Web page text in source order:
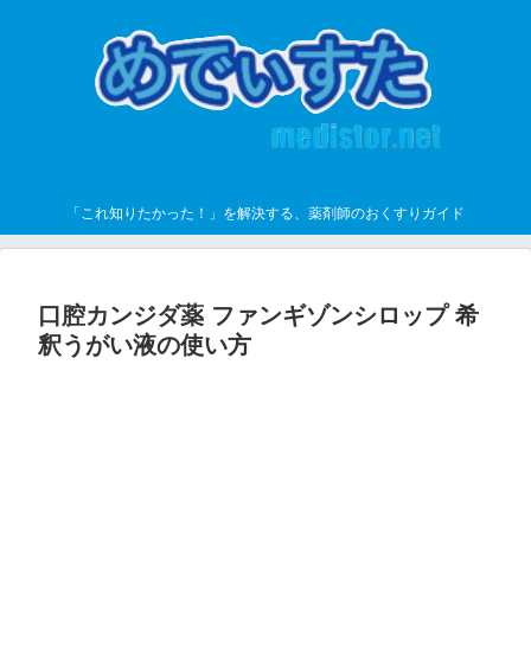
「これ知りたかった！」を解決する、薬剤師のおくすりガイド
口腔カンジダ薬 ファンギゾンシロップ 希
釈うがい液の使い方